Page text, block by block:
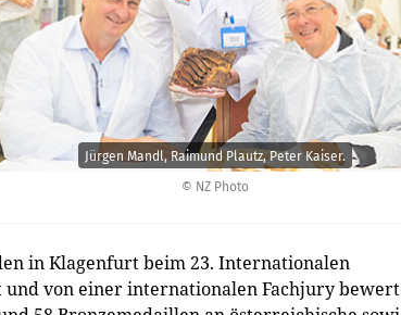
© NZ Photo
Jürgen Mandl, Raimund Plautz, Peter Kaiser.
in Klagenfurt beim 23. Internationalen
von einer internationalen Fachjury